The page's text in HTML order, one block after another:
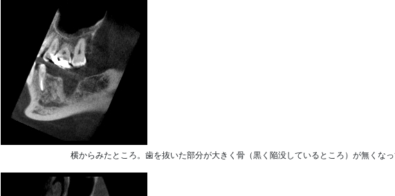
横からみたところ。歯を抜いた部分が大きく骨（黒く陥没しているところ）が無くなっ